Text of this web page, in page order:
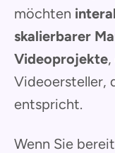
möchten
skalierbarer
Videoprojekte
Videoersteller,
entspricht.
Wenn Sie